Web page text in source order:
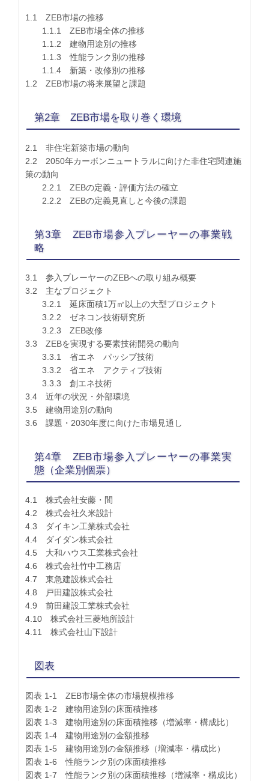
1.1 ZEB市場の推移
1.1.1 ZEB市場全体の推移
1.1.2 建物用途別の推移
1.1.3 性能ランク別の推移
1.1.4 新築・改修別の推移
1.2 ZEB市場の将来展望と課題
第2章 ZEB市場を取り巻く環境
2.1 非住宅新築市場の動向
2.2 2050年カーボンニュートラルに向けた非住宅関連施
策の動向
2.2.1 ZEBの定義・評価方法の確立
2.2.2 ZEBの定義見直しと今後の課題
第3章 ZEB市場参入プレーヤーの事業戦
略
3.1 参入プレーヤーのZEBへの取り組み概要
3.2 主なプロジェクト
3.2.1 延床面積1万㎡以上の大型プロジェクト
3.2.2 ゼネコン技術研究所
3.2.3 ZEB改修
3.3 ZEBを実現する要素技術開発の動向
3.3.1 省エネ パッシブ技術
3.3.2 省エネ アクティブ技術
3.3.3 創エネ技術
3.4 近年の状況・外部環境
3.5 建物用途別の動向
3.6 課題・2030年度に向けた市場見通し
第4章 ZEB市場参入プレーヤーの事業実
態（企業別個票）
4.1 株式会社安藤・間
4.2 株式会社久米設計
4.3 ダイキン工業株式会社
4.4 ダイダン株式会社
4.5 大和ハウス工業株式会社
4.6 株式会社竹中工務店
4.7 東急建設株式会社
4.8 戸田建設株式会社
4.9 前田建設工業株式会社
4.10 株式会社三菱地所設計
4.11 株式会社山下設計
図表
図表 1-1 ZEB市場全体の市場規模推移
図表 1-2 建物用途別の床面積推移
図表 1-3 建物用途別の床面積推移（増減率・構成比）
図表 1-4 建物用途別の金額推移
図表 1-5 建物用途別の金額推移（増減率・構成比）
図表 1-6 性能ランク別の床面積推移
図表 1-7 性能ランク別の床面積推移（増減率・構成比）